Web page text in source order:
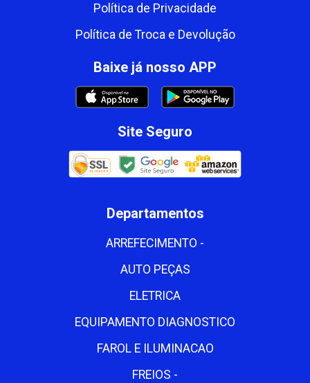
Política de Privacidade
Política de Troca e Devolução
Baixe já nosso APP
Site Seguro
Departamentos
ARREFECIMENTO -
AUTO PEÇAS
ELETRICA
EQUIPAMENTO DIAGNOSTICO
FAROL E ILUMINACAO
FREIOS -